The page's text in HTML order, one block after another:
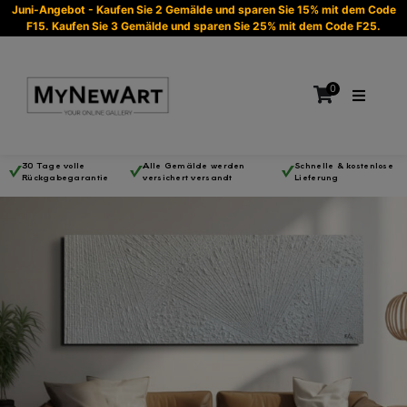
Juni-Angebot - Kaufen Sie 2 Gemälde und sparen Sie 15% mit dem Code
F15. Kaufen Sie 3 Gemälde und sparen Sie 25% mit dem Code F25.
0
Es befinden sich keine Produkte im Warenkorb.
30 Tage volle
Rückgabegarantie
Alle Gemälde werden
versichert versandt
Schnelle & kostenlose
Lieferung